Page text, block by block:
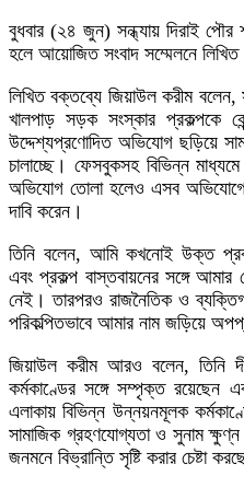
বুধবার (২৪ জুন) সন্ধ্যায় দিরাই
হলে আয়োজিত সংবাদ সম্মেলনে
লিখিত বক্তব্যে জিয়াউল করীম বলেন,
খালপাড় সড়ক সংস্কার প্রকল্পকে
উদ্দেশ্যপ্রণোদিত অভিযোগ ছড়িয়ে
চালাচ্ছে। ফেসবুকসহ বিভিন্ন
অভিযোগ তোলা হলেও এসব
দাবি করেন।
তিনি বলেন, আমি কখনোই উক্ত
এবং প্রকল্প বাস্তবায়নের সঙ্গে
নেই। তারপরও রাজনৈতিক ও
পরিকল্পিতভাবে আমার নাম জড়িয়ে
জিয়াউল করীম আরও বলেন, তিনি
কর্মকাণ্ডের সঙ্গে সম্পৃক্ত রয়েছেন
এলাকায় বিভিন্ন উন্নয়নমূলক
সামাজিক গ্রহণযোগ্যতা ও সুনাম
জনমনে বিভ্রান্তি সৃষ্টি করার চেষ্টা